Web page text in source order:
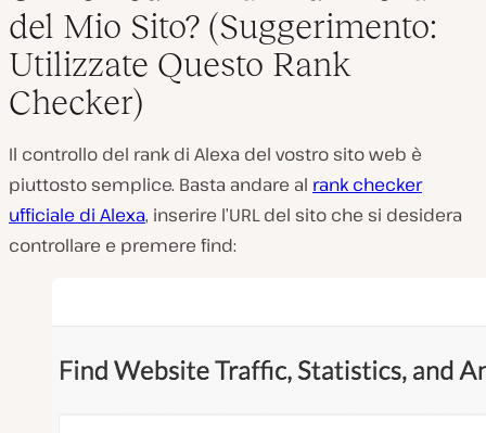
del Mio Sito? (Suggerimento:
Utilizzate Questo Rank
Checker)
Il controllo del rank di Alexa del vostro sito web è
piuttosto semplice. Basta andare al rank checker
ufficiale di Alexa, inserire l’URL del sito che si desidera
controllare e premere find: